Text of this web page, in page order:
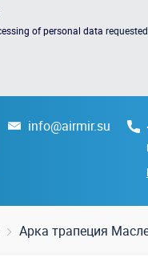
of personal data
info@airmir.su
Арка трапеция